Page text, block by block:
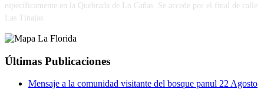
específicamente en la Quebrada de Lo Cañas. Se accede por el final de calle
Las Tinajas.
Últimas Publicaciones
Mensaje a la comunidad visitante del bosque panul 22 Agosto